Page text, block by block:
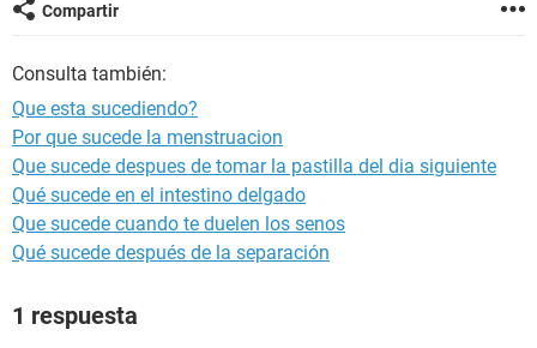
Compartir
Consulta también:
Que esta sucediendo?
Por que sucede la menstruacion
Que sucede despues de tomar la pastilla del dia siguiente
Qué sucede en el intestino delgado
Que sucede cuando te duelen los senos
Qué sucede después de la separación
1 respuesta